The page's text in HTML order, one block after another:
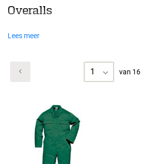
Overalls
Lees meer
1 van 16